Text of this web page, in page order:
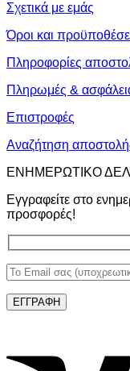
Σχετικά με εμάς
Όροι και
Πληροφορίες
Πληρωμές &
Επιστροφές
Αναζήτηση
ΕΝΗΜΕΡΩΤΙΚΟ
Εγγραφείτε στο
προσφορές!